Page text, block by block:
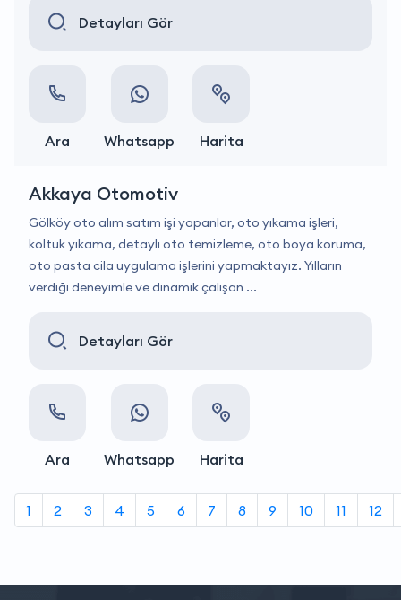
Detayları Gör
Ara Whatsapp Harita
Akkaya Otomotiv
Gölköy oto alım satım işi yapanlar, oto yıkama işleri,
koltuk yıkama, detaylı oto temizleme, oto boya koruma,
oto pasta cila uygulama işlerini yapmaktayız. Yılların
verdiği deneyimle ve dinamik çalışan ...
Detayları Gör
Ara Whatsapp Harita
1 2 3 4 5 6 7 8 9 10 11 12